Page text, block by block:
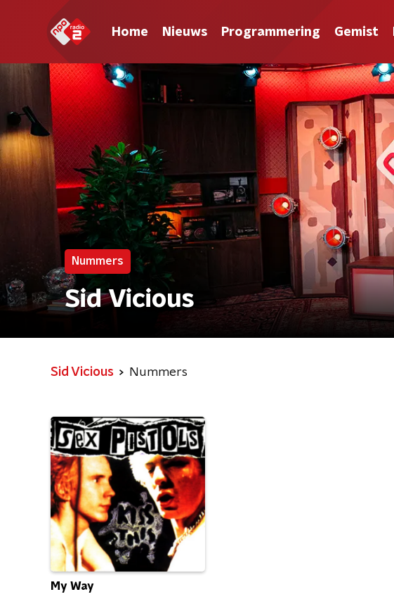
Home Nieuws Programmering Gemist
Nummers
Sid Vicious
Sid Vicious Nummers
My Way